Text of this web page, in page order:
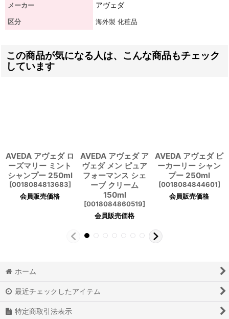
メーカー
アヴェダ
区分 海外製 化粧品
この商品が気になる人は、こんな商品もチェック
しています
AVEDA アヴェダ ロ
ーズマリー ミント
シャンプー 250ml
[0018084813683]
会員販売価格
AVEDA アヴェダ ア
ヴェダ メン ピュア
フォーマンス シェ
ーブ クリーム
150ml
[0018084860519]
会員販売価格
AVEDA アヴェダ ビ
ーカーリー シャン
プー 250ml
[0018084844601]
会員販売価格
ホーム
最近チェックしたアイテム
特定商取引法表示